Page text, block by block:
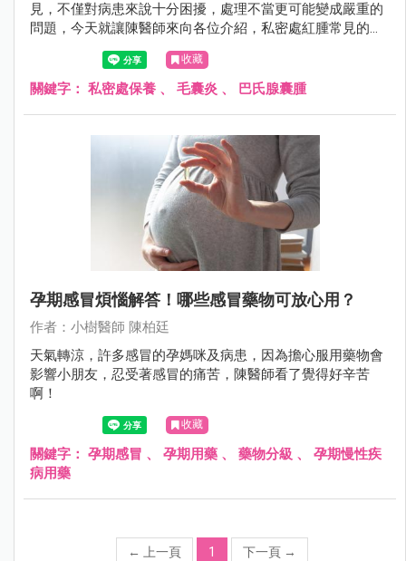
見，不僅對病患來說十分困擾，處理不當更可能變成嚴重的
問題，今天就讓陳醫師來向各位介紹，私密處紅腫常見的兩
收藏
關鍵字： 私密處保養 、 毛囊炎 、 巴氏腺囊腫
孕期感冒煩惱解答！哪些感冒藥物可放心用？
作者：小樹醫師 陳柏廷
天氣轉涼，許多感冒的孕媽咪及病患，因為擔心服用藥物會
影響小朋友，忍受著感冒的痛苦，陳醫師看了覺得好辛苦
啊！
收藏
關鍵字： 孕期感冒 、 孕期用藥 、 藥物分級 、 孕期慢性疾
病用藥
← 上一頁 1 下一頁 →